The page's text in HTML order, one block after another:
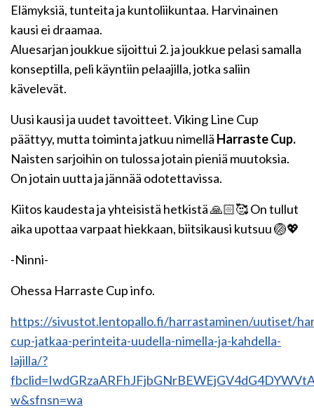
Elämyksiä, tunteita ja kuntoliikuntaa. Harvinainen
kausi ei draamaa.
Aluesarjan joukkue sijoittui 2. ja joukkue pelasi samalla
konseptilla, peli käyntiin pelaajilla, jotka saliin
kävelevät.
Uusi kausi ja uudet tavoitteet. Viking Line Cup
päättyy, mutta toiminta jatkuu nimellä Harraste Cup.
Naisten sarjoihin on tulossa jotain pieniä muutoksia.
On jotain uutta ja jännää odotettavissa.
Kiitos kaudesta ja yhteisistä hetkistä 🙏🏻🥰 On tullut
aika upottaa varpaat hiekkaan, biitsikausi kutsuu 🏐💖
-Ninni-
Ohessa Harraste Cup info.
https://sivustot.lentopallo.fi/harrastaminen/uutiset/
cup-jatkaa-perinteita-uudella-nimella-ja-kahdella-
lajilla/?
w&sfnsn=wa